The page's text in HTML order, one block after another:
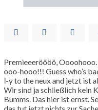
Premieeeröööö,
ooo-hooo!!! Guess who’s
l-y to the neux and jetzt ist
Wir sind ja schließlich kein
Bumms. Das hier ist ernst.
das tut jetzt nichts zur